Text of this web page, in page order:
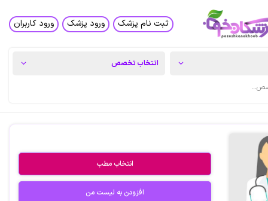
ثبت نام پزشک ورود پزشک ورود کاربران
انتخاب مطب
افزودن به لیست من